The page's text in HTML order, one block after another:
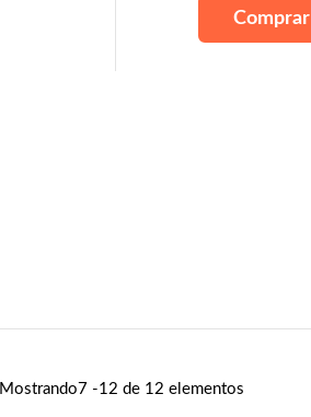
Comprar
Mostrando7 -12 de 12 elementos